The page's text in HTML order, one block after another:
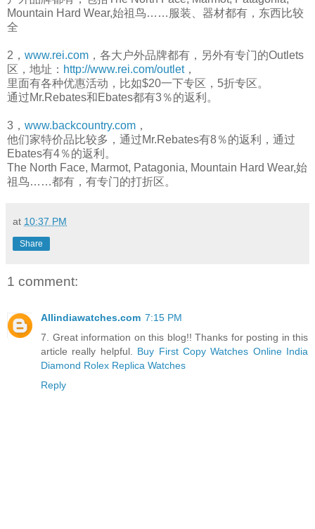
Mountain Hard Wear,始祖鸟……服装、器材都有，东西比较
全
2， www.rei.com ，各大户外品牌都有，另外有专门的Outlets
区，地址： http://www.rei.com/outlet，
里面有各种优惠活动，比如$20一下专区，5折专区。
通过Mr.Rebates和Ebates都有3％的返利。
3， www.backcountry.com ，
他们家特价品比较多，通过Mr.Rebates有8％的返利，通过
Ebates有4％的返利。
The North Face, Marmot, Patagonia, Mountain Hard Wear,始
祖鸟……都有，有专门的打折区。
at 10:37 PM
Share
1 comment:
Allindiawatches.com 7:15 PM
7. Great information on this blog!! Thanks for posting in this
article really helpful. Buy First Copy Watches Online India
Diamond Rolex Replica Watches
Reply